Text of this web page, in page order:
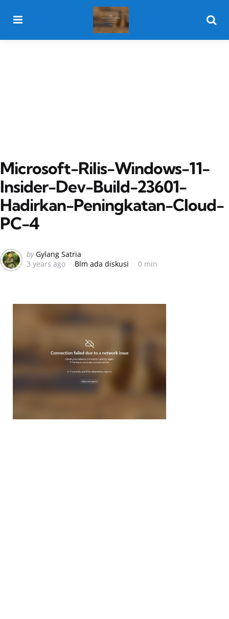
Microsoft-Rilis-Windows-11-
Insider-Dev-Build-23601-
Hadirkan-Peningkatan-Cloud-
PC-4
Posted
by
by Gylang Satria
3 years ago
Blm ada diskusi 0 min